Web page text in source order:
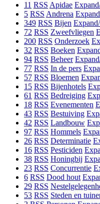
11 RSS Apidae
5 RSS Andrena
349 RSS Bijen
72 RSS Zweefvliegen
200 RSS Onderzoek
32 RSS Boeken
94 RSS Beheer
77 RSS In de pers
57 RSS Bloemen
15 RSS Bijenhotels
61 RSS Bedreiging
18 RSS Evenementen
43 RSS Bestuiving
42 RSS Landbouw
97 RSS Hommels
26 RSS Determinatie
16 RSS Pesticiden
38 RSS Honingbij
23 RSS Concurrentie
6 RSS Dood hout
29 RSS
53 RSS Steden en